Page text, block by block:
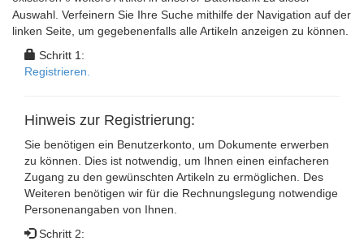
Auswahl. Verfeinern Sie Ihre Suche mithilfe der Navigation auf der
linken Seite, um gegebenenfalls alle Artikeln anzeigen zu können.
Schritt 1:
Registrieren.
Hinweis zur Registrierung:
Sie benötigen ein Benutzerkonto, um Dokumente erwerben
zu können. Dies ist notwendig, um Ihnen einen einfacheren
Zugang zu den gewünschten Artikeln zu ermöglichen. Des
Weiteren benötigen wir für die Rechnungslegung notwendige
Personenangaben von Ihnen.
Schritt 2: